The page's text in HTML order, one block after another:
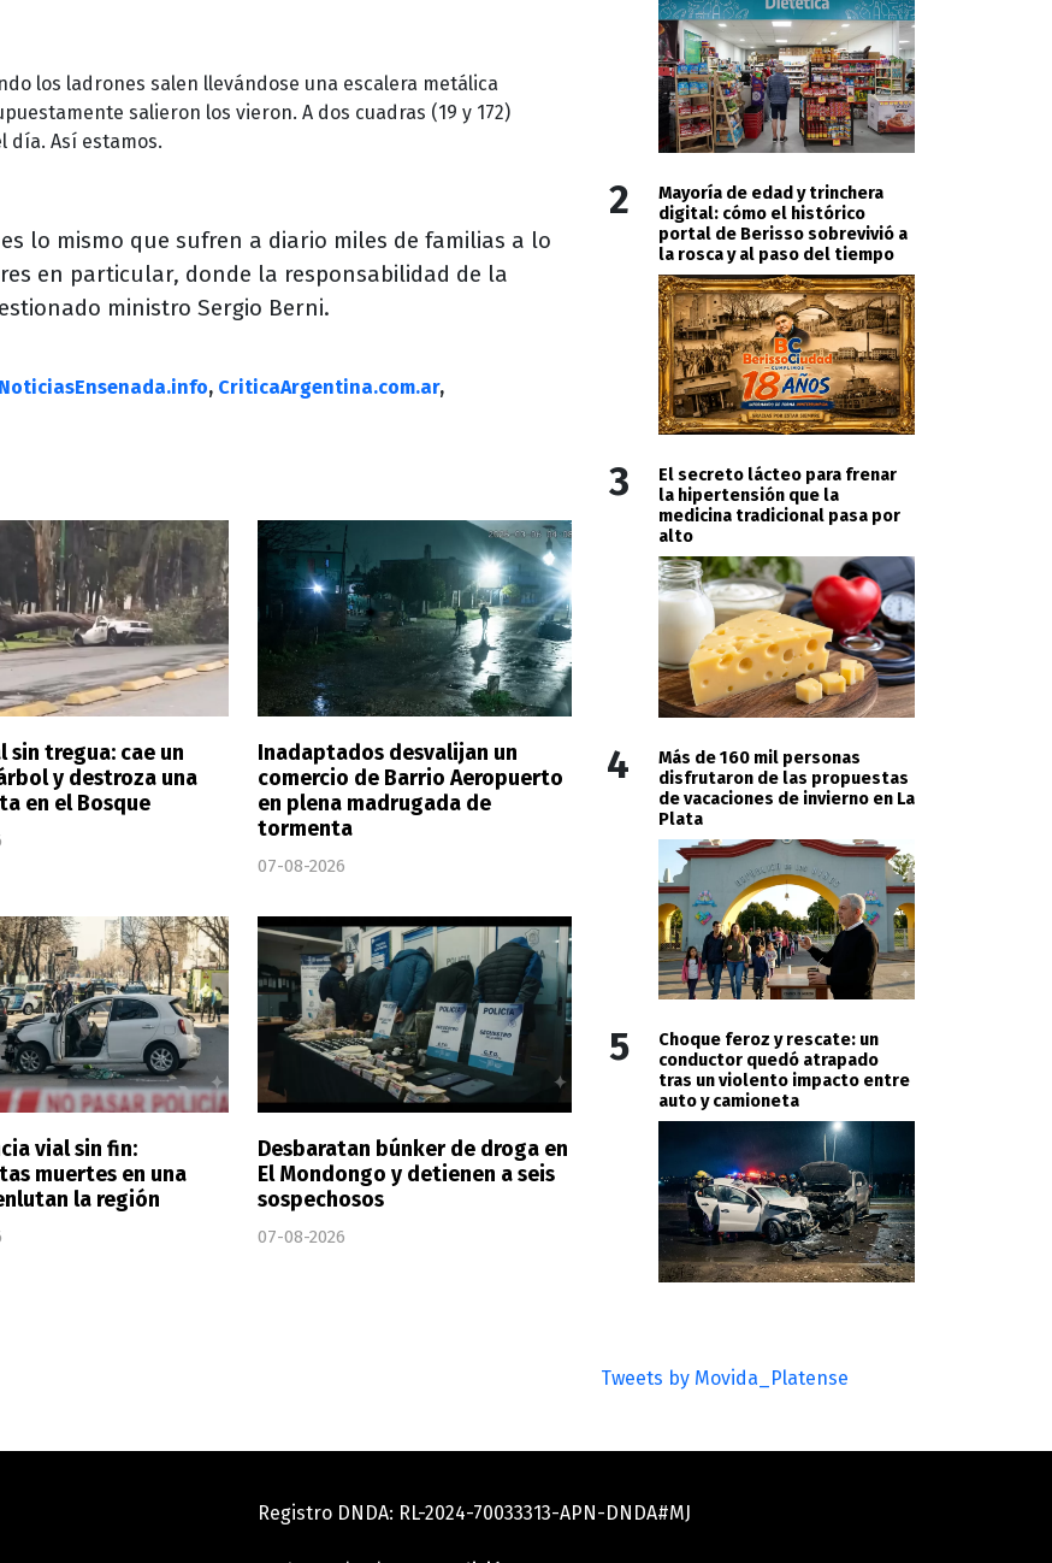
los ladrones salen llevándose una escalera metálica
salieron los vieron. A dos cuadras (19 y 172)
día. Así estamos.
lo mismo que sufren a diario miles de familias a lo
en particular, donde la responsabilidad de la
ministro Sergio Berni.
NoticiasEnsenada.info, CriticaArgentina.com.ar,
sin tregua: cae un
y destroza una
en el Bosque
Inadaptados desvalijan un
comercio de Barrio Aeropuerto
en plena madrugada de
tormenta
07-08-2026
vial sin fin:
muertes en una
la región
Desbaratan búnker de droga en
El Mondongo y detienen a seis
sospechosos
07-08-2026
2
Mayoría de edad y trinchera
digital: cómo el histórico
portal de Berisso sobrevivió a
la rosca y al paso del tiempo
3
El secreto lácteo para frenar
la hipertensión que la
medicina tradicional pasa por
alto
4
Más de 160 mil personas
disfrutaron de las propuestas
de vacaciones de invierno en La
Plata
5
Choque feroz y rescate: un
conductor quedó atrapado
tras un violento impacto entre
auto y camioneta
Tweets by Movida_Platense
Registro DNDA: RL-2024-70033313-APN-DNDA#MJ